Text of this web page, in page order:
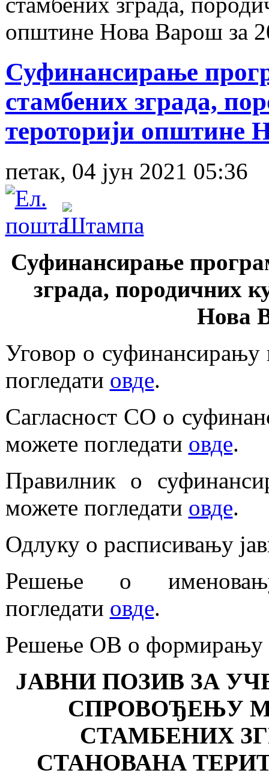
општине Нова Варош за
Суфинансирање
стамбених зграда,
тероторији општине
петак, 04 јун 2021 05:36
Суфинансирање
зграда, породичних
Нова
Уговор о суфинансирању
погледати овде.
Сагласност СО о
можете погледати овде.
Правилник о
можете погледати овде.
Одлуку о расписивању
Решење о
погледати овде.
Решење ОВ о формирању
ЈАВНИ ПОЗИВ ЗА
СПРОВОЂЕЊУ
СТАМБЕНИХ
СТАНОВАНА